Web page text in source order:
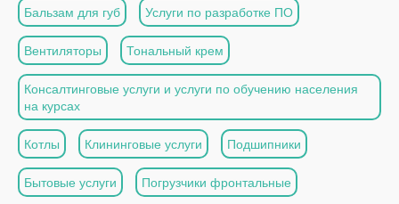
Бальзам для губ Услуги по разработке ПО
Вентиляторы Тональный крем
Консалтинговые услуги и услуги по обучению населения
на курсах
Котлы Клининговые услуги Подшипники
Бытовые услуги Погрузчики фронтальные